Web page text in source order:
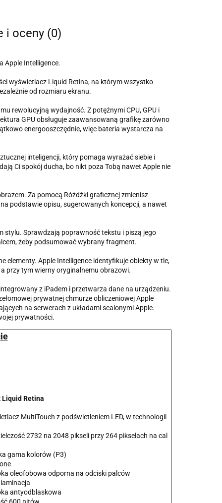
i oceny (0)
Apple Intelligence.
wyświetlacz Liquid Retina, na którym wszystko
od rozmiaru ekranu.
rewolucyjną wydajność. Z potężnymi CPU, GPU i
GPU obsługuje zaawansowaną grafikę zarówno
energooszczędnie, więc bateria wystarcza na
inteligencji, który pomaga wyrażać siebie i
Ci spokój ducha, bo nikt poza Tobą nawet Apple nie
Za pomocą Różdżki graficznej zmienisz
podstawie opisu, sugerowanych koncepcji, a nawet
stylu. Sprawdzają poprawność tekstu i piszą jego
żeby podsumować wybrany fragment.
elementy. Apple Intelligence identyfikuje obiekty w tle,
a przy tym wierny oryginalnemu obrazowi.
z iPadem i przetwarza dane na urządzeniu.
prywatnej chmurze obliczeniowej Apple
na serwerach z układami scalonymi Apple.
prywatności.
Liquid Retina
MultiTouch z podświetleniem LED, w technologii
2732 na 2048 pikseli przy 264 pikselach na cal
gama kolorów (P3)
oleofobowa odporna na odciski palców
laminacja
antyodblaskowa